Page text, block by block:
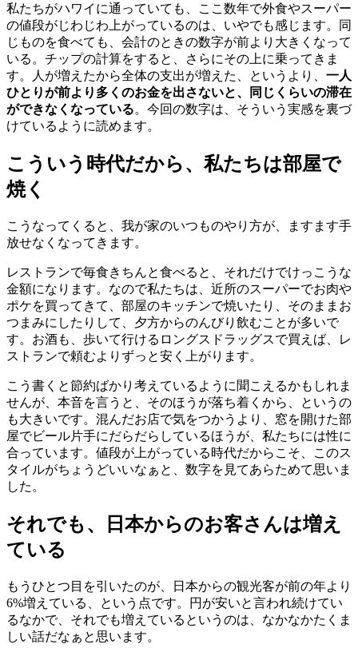
私たちがハワイに通っていても、ここ数年で外食やスーパー
の値段がじわじわ上がっているのは、いやでも感じます。同
じものを食べても、会計のときの数字が前より大きくなって
いる。チップの計算をすると、さらにその上に乗ってきま
す。人が増えたから全体の支出が増えた、というより、 一人
ひとりが前より多くのお金を出さないと、同じくらいの滞在
ができなくなっている。今回の数字は、そういう実感を裏づ
けているように読めます。
こういう時代だから、私たちは部屋で
焼く
こうなってくると、我が家のいつものやり方が、ますます手
放せなくなってきます。
レストランで毎食きちんと食べると、それだけでけっこうな
金額になります。なので私たちは、近所のスーパーでお肉や
ポケを買ってきて、部屋のキッチンで焼いたり、そのままお
つまみにしたりして、夕方からのんびり飲むことが多いで
す。お酒も、歩いて行けるロングスドラッグスで買えば、レ
ストランで頼むよりずっと安く上がります。
こう書くと節約ばかり考えているように聞こえるかもしれま
せんが、本音を言うと、そのほうが落ち着くから、というの
も大きいです。混んだお店で気をつかうより、窓を開けた部
屋でビール片手にだらだらしているほうが、私たちには性に
合っています。値段が上がっている時代だからこそ、このス
タイルがちょうどいいなぁと、数字を見てあらためて思いま
した。
それでも、日本からのお客さんは増え
ている
もうひとつ目を引いたのが、日本からの観光客が前の年より
6%増えている、という点です。円が安いと言われ続けてい
るなかで、それでも増えているというのは、なかなかたくま
しい話だなぁと思います。